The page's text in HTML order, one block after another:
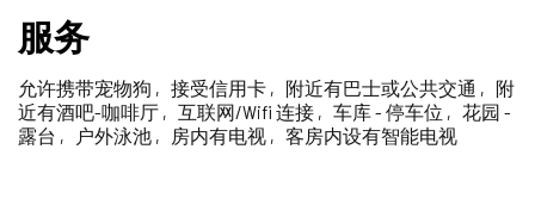
删
除
服务
允许携带宠物狗 接受信用卡 附近有巴士或公共交通
附
近有酒吧-咖啡厅
互联网/Wifi 连接 车库 - 停车位
花园 -
露台
户外泳池 房内有电视 客房内设有智能电视